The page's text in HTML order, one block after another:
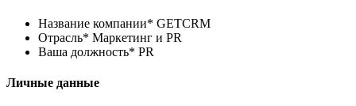
Название компании* GETCRM
Отрасль* Маркетинг и PR
Ваша должность* PR
Личные данные